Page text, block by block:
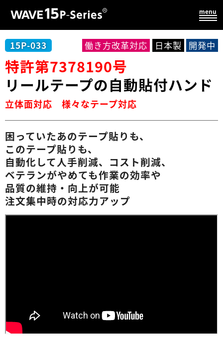
15P-033 開発中
日本製
働き方改革対応
特許第7378190号
リールテープの自動貼付ハンド
立体面対応 様々なテープ対応
困っていたあのテープ貼りも、
このテープ貼りも、
自動化して人手削減、 コスト削減、
ベテランがやめても作業の効率や
品質の維持・ 向上が可能
注文集中時の対応力アップ